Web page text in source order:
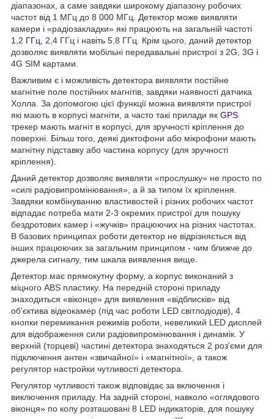
діапазонах, а саме завдяки широкому діапазону робочих
частот від 1 МГц до 8 000 МГц. Детектор може виявляти
камери і «радіозакладки» які працюють на загальній частоті
1,2 ГГц, 2,4 ГГц і навіть 5,8 ГГц. Крім цього, даний детектор
дозволяє виявляти мобільні передавальні пристрої з 2G, 3G і
4G SIM картами.
Важливим є і можливість детектора виявляти постійне
магнітне поле постійних магнітів, завдяки наявності датчика
Холла. За допомогою цієї функції можна виявляти пристрої
які мають в корпусі магніти, а часто такі прилади як GPS
трекер мають магніт в корпусі, для зручності кріплення до
поверхні. Більш того, деякі диктофони або мікрофони мають
магнітну підставку або частина корпусу (для зручності
кріплення).
Даний детектор дозволяє виявляти «прослушку» не просто по
«силі радіовипромінювання», а й за типом їх кріплення.
Завдяки комбінуванню властивостей і різних робочих частот
відпадає потреба мати 2-3 окремих пристрої для пошуку
бездротових камер і «жучків» працюючих на різних частотах.
В базових принципах роботи детектор не відрізняється від
інших працюючих за загальним принципом - чим ближче до
джерела сигналу, тим шкала виявлення вище.
Детектор має прямокутну форму, а корпус виконаний з
міцного ABS пластику. На передній стороні приладу
знаходиться «віконце» для виявлення «відблисків» від
об'єктива відеокамер (під час роботи LED світлодіодів), 4
кнопки перемикання режимів роботи, невеликий LED дисплей
для відображення сили радіовипромінювання і динамік. У
верхній (торцеві) частині детектора знаходяться 2 роз'єми для
підключення антен «звичайної» і «магнітної», а також
регулятор настройки чутливості детектора.
Регулятор чутливості також відповідає за включення і
виключення приладу. На задній стороні, навколо «оглядового
віконця» по колу розташовані 8 LED індикаторів, для пошуку